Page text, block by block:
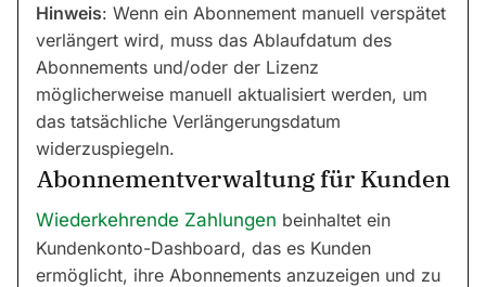
Hinweis: Wenn ein Abonnement manuell verspätet
verlängert wird, muss das Ablaufdatum des
Abonnements und/oder der Lizenz
möglicherweise manuell aktualisiert werden, um
das tatsächliche Verlängerungsdatum
widerzuspiegeln.
Abonnementverwaltung für Kunden
Wiederkehrende Zahlungen beinhaltet ein
Kundenkonto-Dashboard, das es Kunden
ermöglicht, ihre Abonnements anzuzeigen und zu